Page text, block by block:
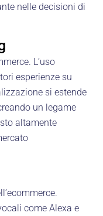
nelle decisioni di
L’uso
esperienze su
si estende
un legame
altamente
come Alexa e